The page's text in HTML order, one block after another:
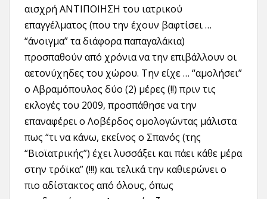
αισχρή ΑΝΤΙΠΟΙΗΣΗ του ιατρικού
επαγγέλματος (που την έχουν βαφτίσει …
“άνοιγμα” τα διάφορα παπαγαλάκια)
προσπαθούν από χρόνια να την επιβάλλουν οι
αετονύχηδες του χώρου. Την είχε … “αμολήσει”
ο Αβραμόπουλος δύο (2) μέρες (!!) πριν τις
εκλογές του 2009, προσπάθησε να την
επαναφέρει ο Λοβέρδος ομολογώντας μάλιστα
πως “τι να κάνω, εκείνος ο Σπανός (της
“Βιοϊατρικής”) έχει λυσσάξει και πάει κάθε μέρα
στην τρόϊκα” (!!!) και τελικά την καθιερώνει ο
πιο αδίστακτος από όλους, όπως